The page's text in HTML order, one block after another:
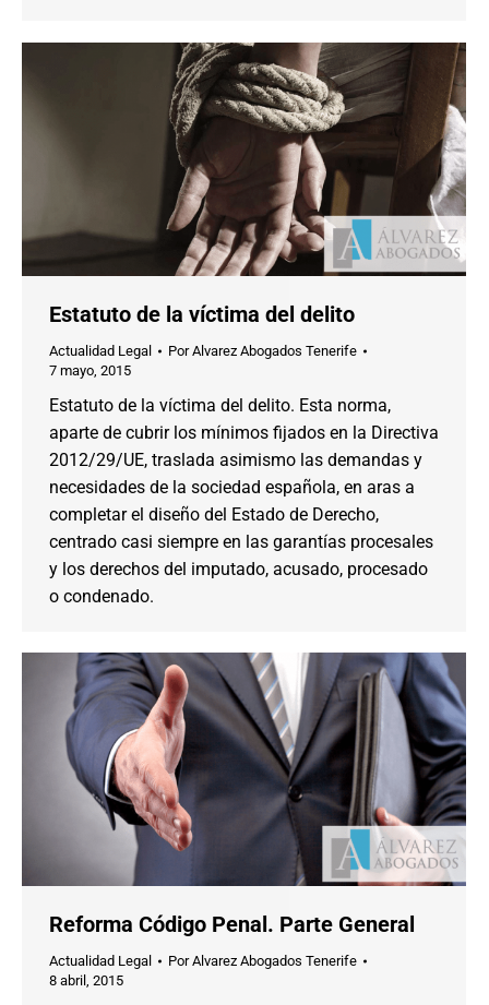
Estatuto de la víctima del delito
Actualidad Legal PorAlvarez Abogados Tenerife
7 mayo, 2015
Estatuto de la víctima del delito. Esta norma,
aparte de cubrir los mínimos fijados en la Directiva
2012/29/UE, traslada asimismo las demandas y
necesidades de la sociedad española, en aras a
completar el diseño del Estado de Derecho,
centrado casi siempre en las garantías procesales
y los derechos del imputado, acusado, procesado
o condenado.
Reforma Código Penal. Parte General
Actualidad Legal PorAlvarez Abogados Tenerife
8 abril, 2015